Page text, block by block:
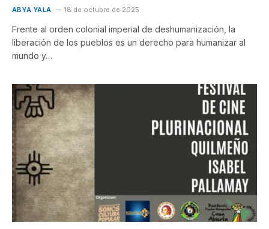
ABYA YALA 18 de octubre de 2025
Frente al orden colonial imperial de deshumanización, la
liberación de los pueblos es un derecho para humanizar al
mundo y…